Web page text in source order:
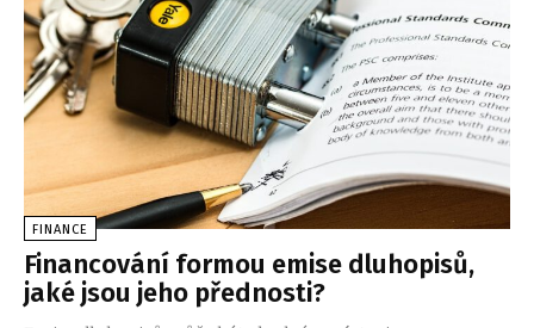
FINANCE
Financování formou emise dluhopisů,
jaké jsou jeho přednosti?